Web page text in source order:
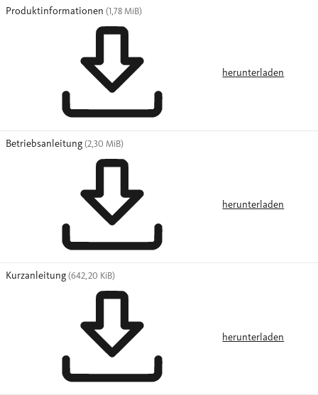
Produktinformationen(1,78 MiB)
herunterladen
Betriebsanleitung(2,30 MiB)
herunterladen
Kurzanleitung(642,20 KiB)
herunterladen